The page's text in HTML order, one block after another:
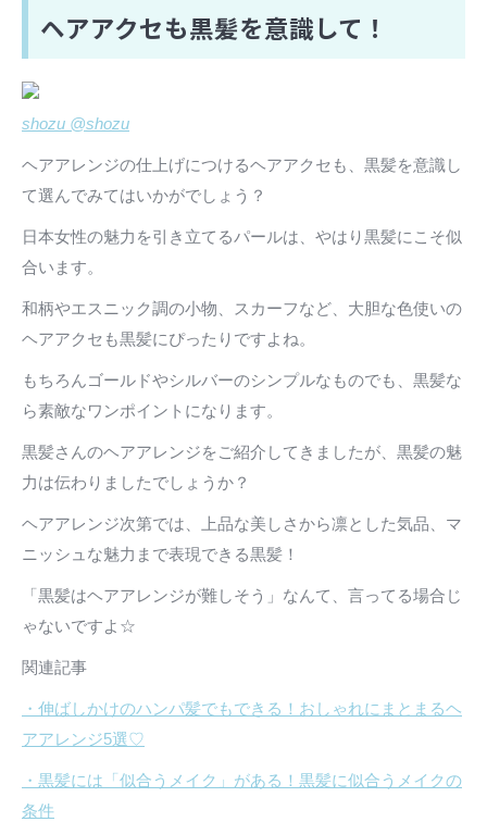
ヘアアクセも黒髪を意識して！
shozu @shozu
ヘアアレンジの仕上げにつけるヘアアクセも、黒髪を意識し
て選んでみてはいかがでしょう？
日本女性の魅力を引き立てるパールは、やはり黒髪にこそ似
合います。
和柄やエスニック調の小物、スカーフなど、大胆な色使いの
ヘアアクセも黒髪にぴったりですよね。
もちろんゴールドやシルバーのシンプルなものでも、黒髪な
ら素敵なワンポイントになります。
黒髪さんのヘアアレンジをご紹介してきましたが、黒髪の魅
力は伝わりましたでしょうか？
ヘアアレンジ次第では、上品な美しさから凛とした気品、マ
ニッシュな魅力まで表現できる黒髪！
「黒髪はヘアアレンジが難しそう」なんて、言ってる場合じ
ゃないですよ☆
関連記事
・伸ばしかけのハンパ髪でもできる！おしゃれにまとまるヘ
アアレンジ5選♡
・黒髪には「似合うメイク」がある！黒髪に似合うメイクの
条件